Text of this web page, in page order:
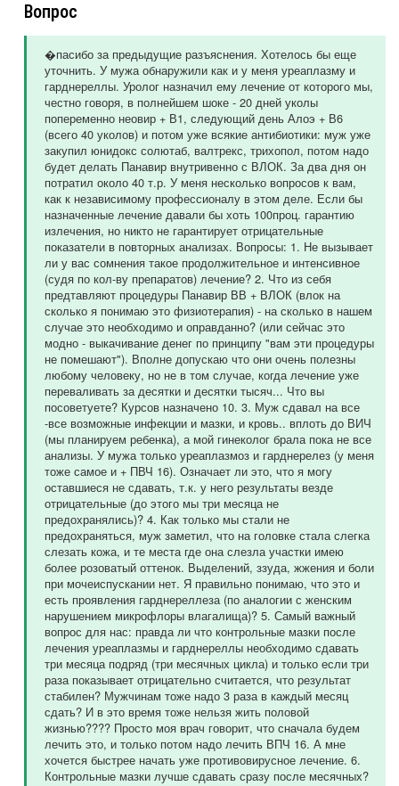
Вопрос
�пасибо за предыдущие разъяснения. Хотелось бы еще
уточнить. У мужа обнаружили как и у меня уреаплазму и
гарднереллы. Уролог назначил ему лечение от которого мы,
честно говоря, в полнейшем шоке - 20 дней уколы
попеременно неовир + В1, следующий день Алоэ + В6
(всего 40 уколов) и потом уже всякие антибиотики: муж уже
закупил юнидокс солютаб, валтрекс, трихопол, потом надо
будет делать Панавир внутривенно с ВЛОК. За два дня он
потратил около 40 т.р. У меня несколько вопросов к вам,
как к независимому профессионалу в этом деле. Если бы
назначенные лечение давали бы хоть 100проц. гарантию
излечения, но никто не гарантирует отрицательные
показатели в повторных анализах. Вопросы: 1. Не вызывает
ли у вас сомнения такое продолжительное и интенсивное
(судя по кол-ву препаратов) лечение? 2. Что из себя
предтавляют процедуры Панавир ВВ + ВЛОК (влок на
сколько я понимаю это физиотерапия) - на сколько в нашем
случае это необходимо и оправданно? (или сейчас это
модно - выкачивание денег по принципу "вам эти процедуры
не помешают"). Вполне допускаю что они очень полезны
любому человеку, но не в том случае, когда лечение уже
переваливать за десятки и десятки тысяч... Что вы
посоветуете? Курсов назначено 10. 3. Муж сдавал на все
-все возможные инфекции и мазки, и кровь.. вплоть до ВИЧ
(мы планируем ребенка), а мой гинеколог брала пока не все
анализы. У мужа только уреаплазмоз и гарднерелез (у меня
тоже самое и + ПВЧ 16). Означает ли это, что я могу
оставшиеся не сдавать, т.к. у него результаты везде
отрицательные (до этого мы три месяца не
предохранялись)? 4. Как только мы стали не
предохраняться, муж заметил, что на головке стала слегка
слезать кожа, и те места где она слезла участки имею
более розоватый оттенок. Выделений, ззуда, жжения и боли
при мочеиспускании нет. Я правильно понимаю, что это и
есть проявления гарднереллеза (по аналогии с женским
нарушением микрофлоры влагалища)? 5. Самый важный
вопрос для нас: правда ли что контрольные мазки после
лечения уреаплазмы и гарднереллы необходимо сдавать
три месяца подряд (три месячных цикла) и только если три
раза показывает отрицательно считается, что результат
стабилен? Мужчинам тоже надо 3 раза в каждый месяц
сдать? И в это время тоже нельзя жить половой
жизнью???? Просто моя врач говорит, что сначала будем
лечить это, и только потом надо лечить ВПЧ 16. А мне
хочется быстрее начать уже противовирусное лечение. 6.
Контрольные мазки лучше сдавать сразу после месячных?